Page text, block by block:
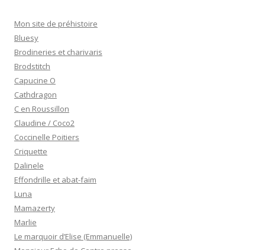
Mon site de préhistoire
Bluesy
Brodineries et charivaris
Brodstitch
Capucine O
Cathdragon
C en Roussillon
Claudine / Coco2
Coccinelle Poitiers
Criquette
Dalinele
Effondrille et abat-faim
Luna
Mamazerty
Marlie
Le marquoir d’Elise (Emmanuelle)